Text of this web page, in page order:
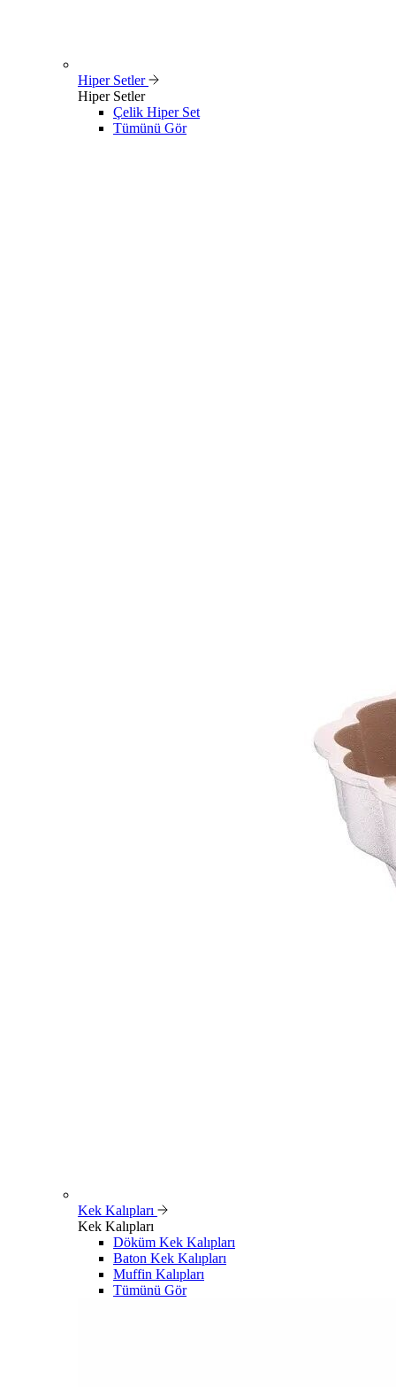
Hiper Setler
Hiper Setler
Çelik Hiper Set
Tümünü Gör
Kek Kalıpları
Kek Kalıpları
Döküm Kek Kalıpları
Baton Kek Kalıpları
Muffin Kalıpları
Tümünü Gör